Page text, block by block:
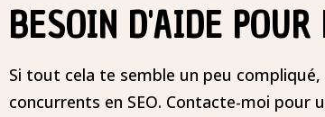
BESOIN D'AIDE
Si tout cela te semble un peu compliqué,
concurrents en SEO. Contacte-moi